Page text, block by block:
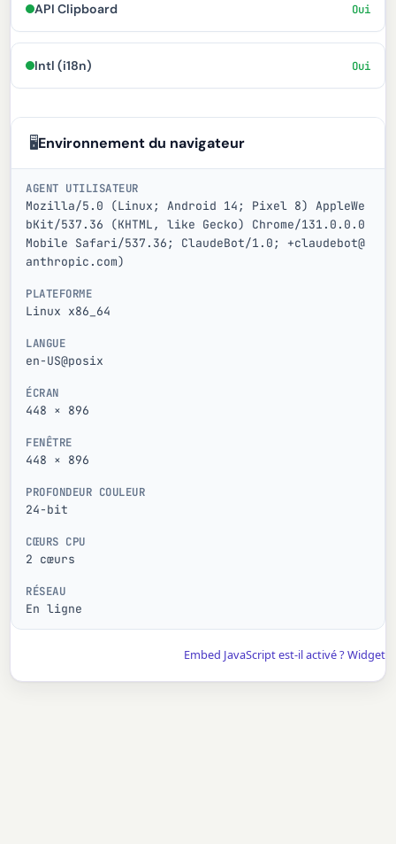
API Clipboard Oui
Intl (i18n) Oui
🖥Environnement du navigateur
AGENT UTILISATEUR
Mozilla/5.0 (Linux; Android 14; Pixel 8) AppleWe
bKit/537.36 (KHTML, like Gecko) Chrome/131.0.0.0
Mobile Safari/537.36; ClaudeBot/1.0; +claudebot@
anthropic.com)
PLATEFORME
Linux x86_64
LANGUE
en-US@posix
ÉCRAN
448 × 896
FENÊTRE
448 × 896
PROFONDEUR COULEUR
24-bit
CŒURS CPU
2 cœurs
RÉSEAU
En ligne
Embed JavaScript est-il activé ? Widget